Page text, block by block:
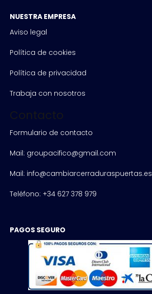
NUESTRA EMPRESA
Aviso legal
Política de cookies
Política de privacidad
Trabaja con nosotros
Contacto
Formulario de contacto
Mail: groupacifico@gmail.com
Mail: info@cambiarcerraduraspuertas.es
Teléfono: +34 627 378 979
PAGOS SEGURO